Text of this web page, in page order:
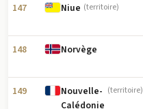
147 Niue (territoire)
148 Norvège
149
Nouvelle-
Calédonie
(territoire)